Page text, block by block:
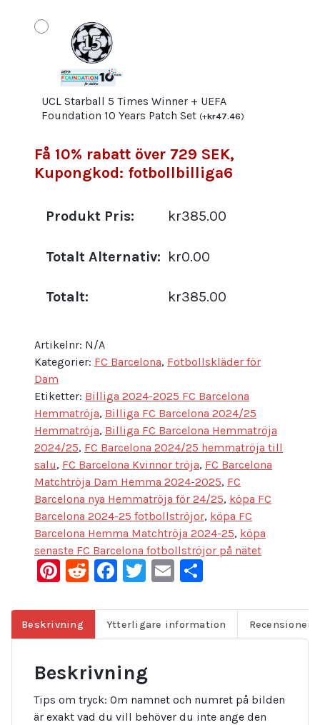
UCL Starball 5 Times Winner + UEFA
Foundation 10 Years Patch Set (+kr47.46)
Få 10% rabatt över 729 SEK,
Kupongkod: fotbollbilliga6
Produkt Pris: kr385.00
Totalt Alternativ: kr0.00
Totalt: kr385.00
Artikelnr: N/A
Kategorier: FC Barcelona, Fotbollskläder för
Dam
Etiketter: Billiga 2024-2025 FC Barcelona
Hemmatröja, Billiga FC Barcelona 2024/25
Hemmatröja, Billiga FC Barcelona Hemmatröja
2024/25, FC Barcelona 2024/25 hemmatröja till
salu, FC Barcelona Kvinnor tröja, FC Barcelona
Matchtröja Dam Hemma 2024-2025, FC
Barcelona nya Hemmatröja för 24/25, köpa FC
Barcelona 2024-25 fotbollströjor, köpa FC
Barcelona Hemma Matchtröja 2024-25, köpa
senaste FC Barcelona fotbollströjor på nätet
Pinterest
Reddit
Facebook
Twitter
Email
Beskrivning Ytterligare information Recensioner
Beskrivning
Tips om tryck: Om namnet och numret på bilden
är exakt vad du vill behöver du inte ange den